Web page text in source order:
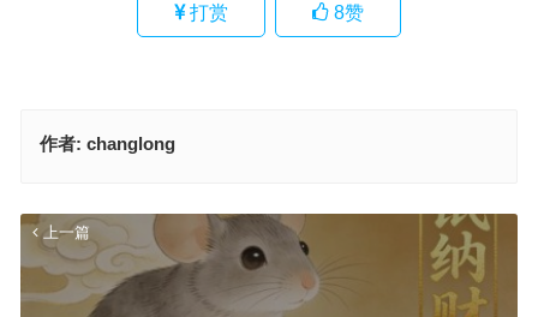
打赏 8赞
作者: changlong
上一篇